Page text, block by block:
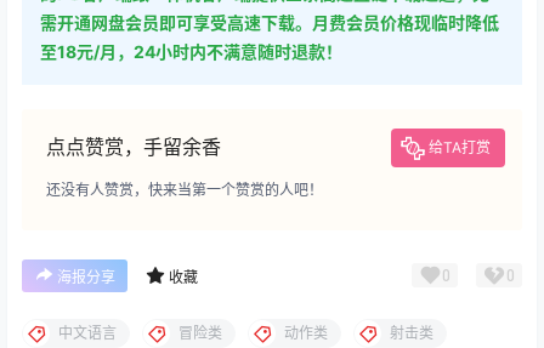
需开通网盘会员即可享受高速下载。月费会员价格现临时降低
至18元/月，24小时内不满意随时退款！
点点赞赏，手留余香 给TA打赏
还没有人赞赏，快来当第一个赞赏的人吧！
海报分享 收藏 0 0
中文语言 冒险类 动作类 射击类